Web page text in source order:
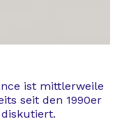
ist mittlerweile
seit den 1990er